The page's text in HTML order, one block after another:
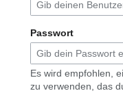
Passwort
Es wird empfohlen,
zu verwenden, das